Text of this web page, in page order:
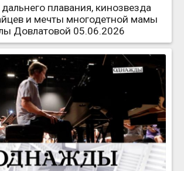
плавания, кинозвезда
и мечты многодетной мамы
Довлатовой 05.06.2026